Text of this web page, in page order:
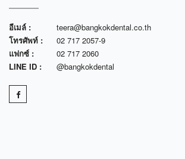
อีเมล์ :
teera@bangkokdental.co.th
โทรศัพท์ :
02 717 2057-9
แฟกซ์ :
02 717 2060
LINE ID :
@bangkokdental